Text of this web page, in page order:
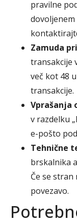
pravilne
dovoljenem
Zamuda
transakcije
več kot 48
transakcije.
Vprašanja
v razdelku
e-pošto
Tehnične
brskalnika
Če se
povezavo.